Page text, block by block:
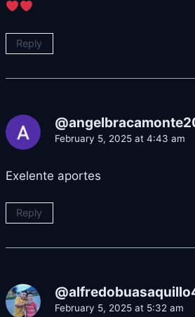
Reply
February 5, 2025 at 4:43 am
Exelente aportes
Reply
February 5, 2025 at 5:32 am